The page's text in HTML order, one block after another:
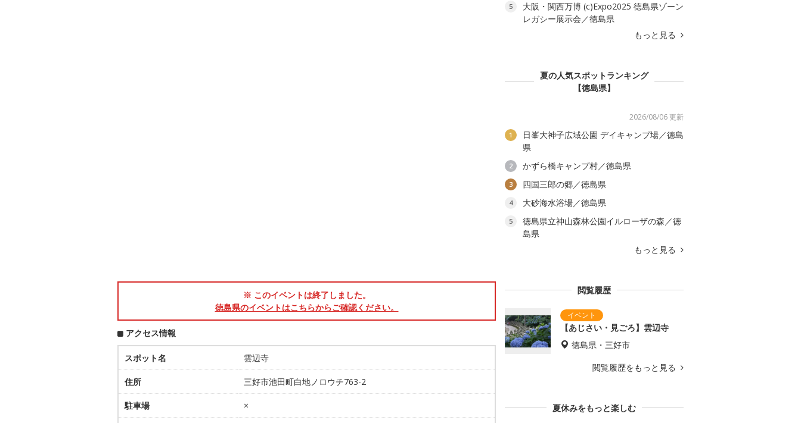
※ このイベントは終了しました。
徳島県のイベントはこちらからご確認ください。
アクセス情報
スポット名 雲辺寺
住所 三好市池田町白地ノロウチ763-2
駐車場 ×
5
大阪・関西万博 (c)Expo2025 徳島県ゾーン
レガシー展示会／徳島県
もっと見る
夏の人気スポットランキング
【徳島県】
2026/08/06 更新
1
日峯大神子広域公園 デイキャンプ場／徳島
県
2 かずら橋キャンプ村／徳島県
3 四国三郎の郷／徳島県
4 大砂海水浴場／徳島県
5
徳島県立神山森林公園イルローザの森／徳
島県
もっと見る
閲覧履歴
【あじさい・見ごろ】雲辺寺
徳島県・三好市
閲覧履歴をもっと見る
夏休みをもっと楽しむ